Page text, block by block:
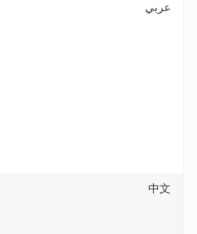
عربي
中文